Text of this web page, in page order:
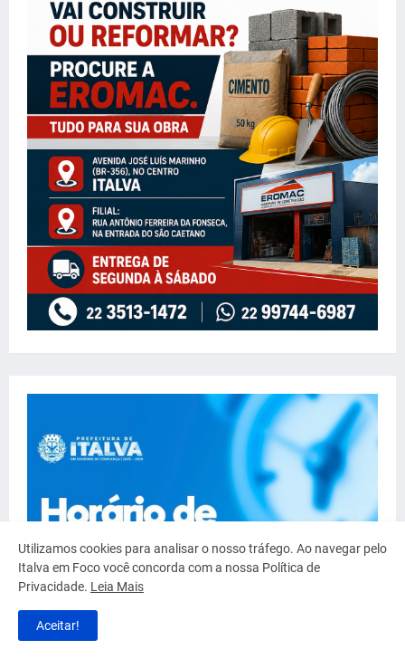
Utilizamos cookies para analisar o nosso tráfego. Ao navegar pelo
Italva em Foco você concorda com a nossa Política de
Privacidade. Leia Mais
Aceitar!